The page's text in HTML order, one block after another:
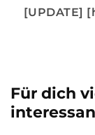
[UPDATE]
Für dich